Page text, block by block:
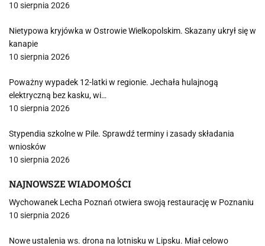
10 sierpnia 2026
Nietypowa kryjówka w Ostrowie Wielkopolskim. Skazany ukrył się w
kanapie
10 sierpnia 2026
Poważny wypadek 12-latki w regionie. Jechała hulajnogą
elektryczną bez kasku, wi…
10 sierpnia 2026
Stypendia szkolne w Pile. Sprawdź terminy i zasady składania
wniosków
10 sierpnia 2026
NAJNOWSZE WIADOMOŚCI
Wychowanek Lecha Poznań otwiera swoją restaurację w Poznaniu
10 sierpnia 2026
Nowe ustalenia ws. drona na lotnisku w Lipsku. Miał celowo